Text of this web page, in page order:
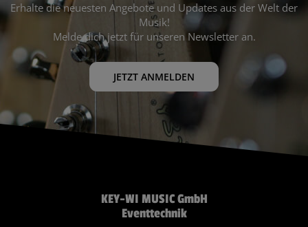
Erhalte die neuesten Angebote und Updates aus der Welt der
Musik!
Melde dich jetzt für unseren Newsletter an.
JETZT ANMELDEN
KEY-WI MUSIC GmbH
Eventtechnik